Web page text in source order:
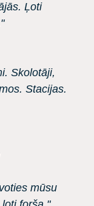
Ļoti
Skolotāji,
Stacijas.
mūsu